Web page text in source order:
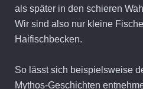
als später in den schieren
Wir sind also nur kleine
Haifischbecken.
So lässt sich beispielsweise
Mythos-Geschichten